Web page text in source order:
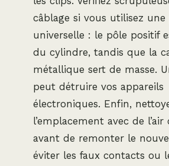
câblage si vous utilisez une
universelle : le pôle positif
du cylindre, tandis que la
métallique sert de masse.
peut détruire vos appareils
électroniques. Enfin,
l’emplacement avec de
avant de remonter le
éviter les faux contacts ou